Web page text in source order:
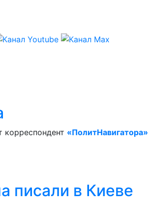
«ПолитНавигатора»
писали в Киеве